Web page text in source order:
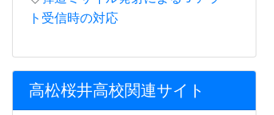
ト受信時の対応
高松桜井高校関連サイト